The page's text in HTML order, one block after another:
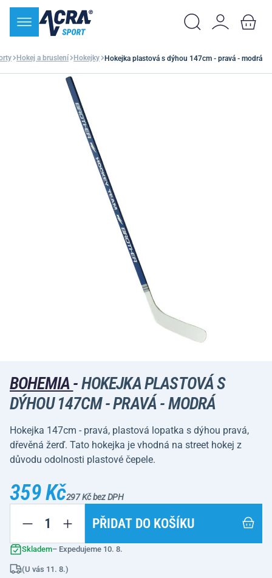
Hokej a bruslení Hokejky Hokejka plastová s dýhou 147cm - pravá - modrá
BOHEMIA-HOKEJKA PLASTOVÁ S
DÝHOU 147CM - PRAVÁ - MODRÁ
Hokejka 147cm - pravá, plastová lopatka s dýhou pravá,
dřevěná žerď. Tato hokejka je vhodná na street hokej z
důvodu odolnosti plastové čepele.
359 Kč297 Kč bez DPH
PŘIDAT DO KOŠÍKU
Skladem– Expedujeme 10. 8.
(U vás 11. 8.)